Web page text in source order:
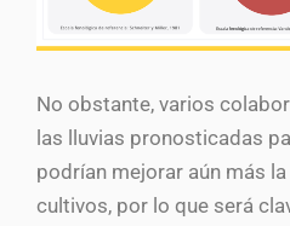
No obstante, varios
las lluvias pronosticadas
podrían mejorar aún más
cultivos, por lo que será